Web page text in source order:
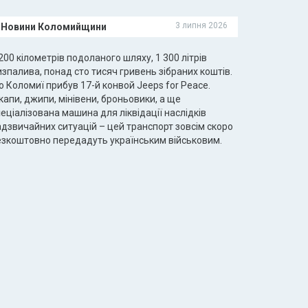
Новини Коломийщини 3 липня 2026
кілометрів подоланого шляху, 1 300 літрів
понад сто тисяч гривень зібраних коштів.
Коломиї прибув 17-й конвой Jeeps for Peace.
джипи, мінівени, броньовики, а ще
машина для ліквідації наслідків
ситуацій – цей транспорт зовсім скоро
передадуть українським військовим.